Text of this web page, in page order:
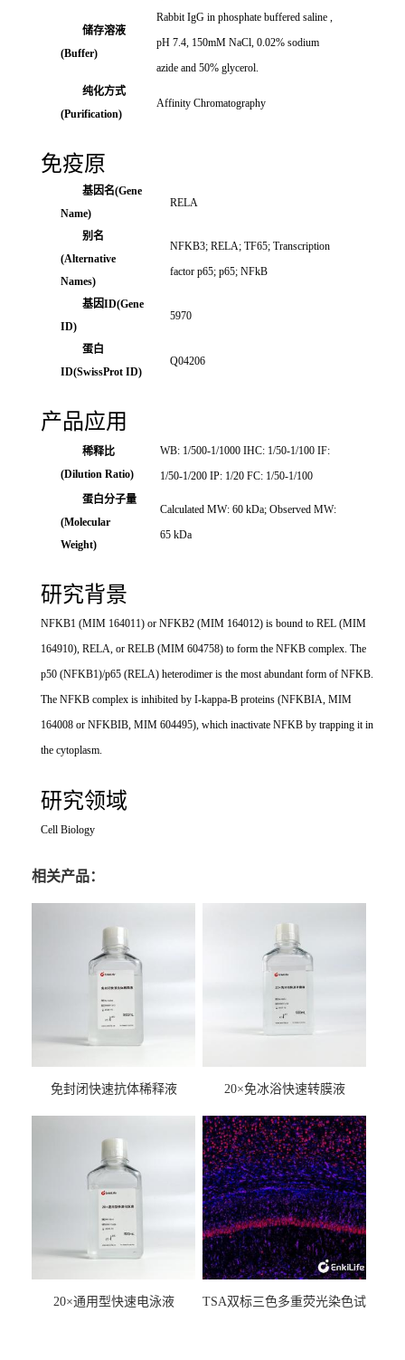
储存溶液
(Buffer)
Rabbit IgG in phosphate buffered saline ,
pH 7.4, 150mM NaCl, 0.02% sodium
azide and 50% glycerol.
纯化方式
(Purification)
Affinity Chromatography
免疫原
基因名(Gene
Name)
RELA
别名
(Alternative
Names)
NFKB3; RELA; TF65; Transcription
factor p65; p65; NFkB
基因ID(Gene
ID)
5970
蛋白
ID(SwissProt ID)
Q04206
产品应用
稀释比
(Dilution Ratio)
WB: 1/500-1/1000 IHC: 1/50-1/100 IF:
1/50-1/200 IP: 1/20 FC: 1/50-1/100
蛋白分子量
(Molecular
Weight)
Calculated MW: 60 kDa; Observed MW:
65 kDa
研究背景
NFKB1 (MIM 164011) or NFKB2 (MIM 164012) is bound to REL (MIM
164910), RELA, or RELB (MIM 604758) to form the NFKB complex. The
p50 (NFKB1)/p65 (RELA) heterodimer is the most abundant form of NFKB.
The NFKB complex is inhibited by I-kappa-B proteins (NFKBIA, MIM
164008 or NFKBIB, MIM 604495), which inactivate NFKB by trapping it in
the cytoplasm.
研究领域
Cell Biology
相关产品：
免封闭快速抗体稀释液 20×免冰浴快速转膜液
20×通用型快速电泳液
TSA双标三色多重荧光染色试